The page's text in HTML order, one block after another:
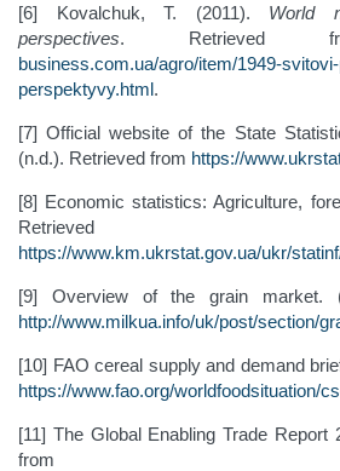
[6] Kovalchuk, T. (2011). World
perspectives. Retrieved
business.com.ua/agro/item/1949-
perspektyvy.html.
[7] Official website of the State
(n.d.). Retrieved from https://
[8] Economic statistics: Agriculture,
https://www.km.ukrstat.gov.ua/ukr/
[9] Overview of the grain market.
http://www.milkua.info/uk/post/section/
[10] FAO cereal supply and demand
https://www.fao.org/worldfoodsituation/
[11] The Global Enabling Trade Report
from